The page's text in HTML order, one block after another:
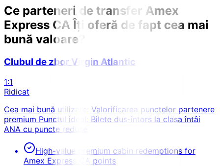
Ce parteneri de transfer Amex
Express CA Îți oferă de fapt cea mai
bună valoare?
Clubul de zbor Virgin Atlantic
1:1
Ridicat
Cea mai bună utilizare: Valorificarea punctelor partenere
premium Punctul ideal: Bilete dus-întors la clasa întâi
ANA cu puncte reduse
High-value premium cabin redemptions for
Amex Express CA points